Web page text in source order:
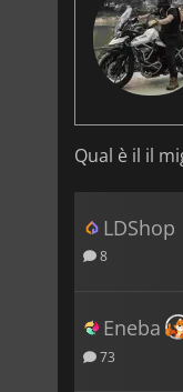
Qual è il il
LDShop
8
Eneba
73